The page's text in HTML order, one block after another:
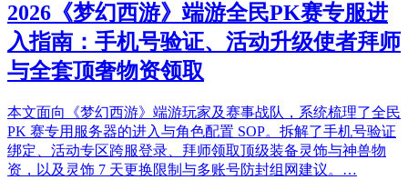
2026《梦幻西游》端游全民PK赛专服进
入指南：手机号验证、活动升级使者拜师
与全套顶奢物资领取
本文面向《梦幻西游》端游玩家及赛事战队，系统梳理了全民
PK 赛专用服务器的进入与角色配置 SOP。拆解了手机号验证
绑定、活动专区跨服登录、拜师领取顶级装备灵饰与神兽物
资，以及灵饰 7 天更换限制与多账号防封组网建议。…